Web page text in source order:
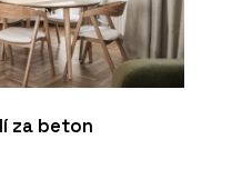
za beton